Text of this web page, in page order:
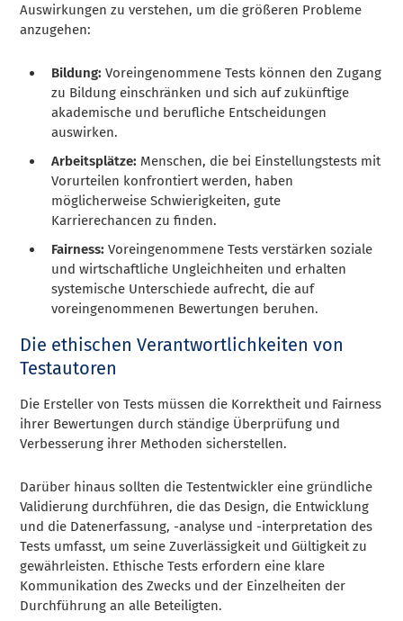
Auswirkungen zu verstehen, um die größeren Probleme
anzugehen:
Bildung:Voreingenommene Tests können den Zugang
zu Bildung einschränken und sich auf zukünftige
akademische und berufliche Entscheidungen
auswirken.
Arbeitsplätze: Menschen, die bei Einstellungstests mit
Vorurteilen konfrontiert werden, haben
möglicherweise Schwierigkeiten, gute
Karrierechancen zu finden.
Fairness:Voreingenommene Tests verstärken soziale
und wirtschaftliche Ungleichheiten und erhalten
systemische Unterschiede aufrecht, die auf
voreingenommenen Bewertungen beruhen.
Die ethischen Verantwortlichkeiten von
Testautoren
Die Ersteller von Tests müssen die Korrektheit und Fairness
ihrer Bewertungen durch ständige Überprüfung und
Verbesserung ihrer Methoden sicherstellen.
Darüber hinaus sollten die Testentwickler eine gründliche
Validierung durchführen, die das Design, die Entwicklung
und die Datenerfassung, -analyse und -interpretation des
Tests umfasst, um seine Zuverlässigkeit und Gültigkeit zu
gewährleisten. Ethische Tests erfordern eine klare
Kommunikation des Zwecks und der Einzelheiten der
Durchführung an alle Beteiligten.